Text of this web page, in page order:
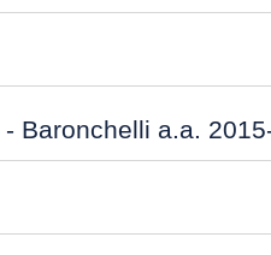
Baronchelli a.a.